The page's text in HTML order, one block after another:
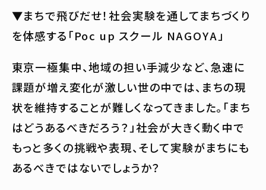
▼まちで飛びだせ！社会実験を通してまちづくり
を体感する「Poc up スクール NAGOYA」
東京一極集中、地域の担い手減少など、急速に
課題が増え変化が激しい世の中では、まちの現
状を維持することが難しくなってきました。「まち
はどうあるべきだろう？」社会が大きく動く中で
もっと多くの挑戦や表現、そして実験がまちにも
あるべきではないでしょうか？